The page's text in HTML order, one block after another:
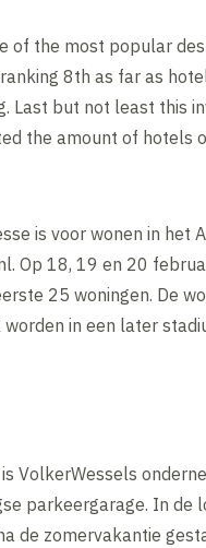
of the most popular
8th as far as
Last but not least this
the amount of hotels
is voor wonen in het
Op 18, 19 en 20
25 woningen. De
worden in een later
VolkerWessels
parkeergarage. In de
de zomervakantie